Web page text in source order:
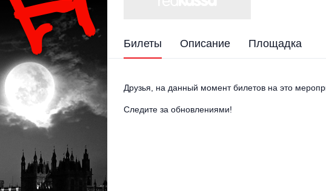
Билеты Описание Площадка
Друзья, на данный момент билетов на это
Следите за обновлениями!